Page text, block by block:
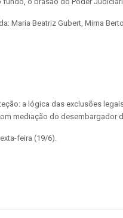
Maria Beatriz Gubert, Mirna
a lógica das exclusões
mediação do desembargador
feira (19/6).